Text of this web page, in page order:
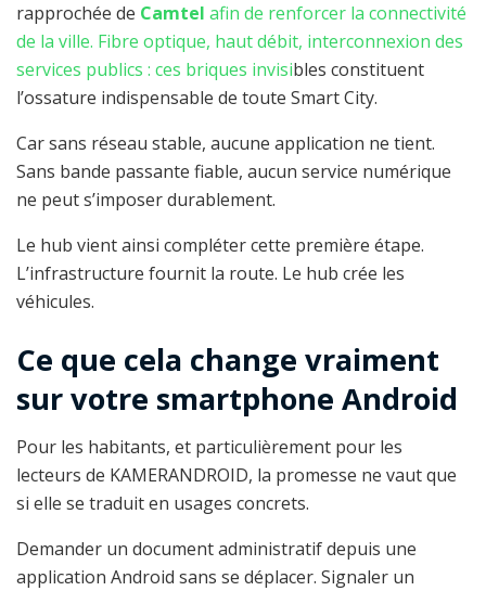
rapprochée de Camtel afin de renforcer la connectivité
de la ville. Fibre optique, haut débit, interconnexion des
services publics : ces briques invisibles constituent
l’ossature indispensable de toute Smart City.
Car sans réseau stable, aucune application ne tient.
Sans bande passante fiable, aucun service numérique
ne peut s’imposer durablement.
Le hub vient ainsi compléter cette première étape.
L’infrastructure fournit la route. Le hub crée les
véhicules.
Ce que cela change vraiment
sur votre smartphone Android
Pour les habitants, et particulièrement pour les
lecteurs de KAMERANDROID, la promesse ne vaut que
si elle se traduit en usages concrets.
Demander un document administratif depuis une
application Android sans se déplacer. Signaler un